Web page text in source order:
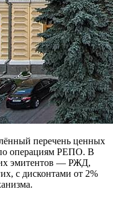
перечень ценных
операциям РЕПО. В
эмитентов — РЖД,
с дисконтами от 2%